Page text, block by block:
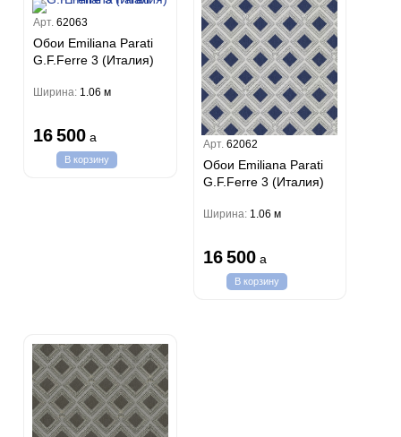
Арт.62063
Обои Emiliana Parati
G.F.Ferre 3 (Италия)
Ширина: 1.06 м
16 500 a
В корзину
Арт. 62062
Обои Emiliana Parati
G.F.Ferre 3 (Италия)
Ширина: 1.06 м
16 500 a
В корзину